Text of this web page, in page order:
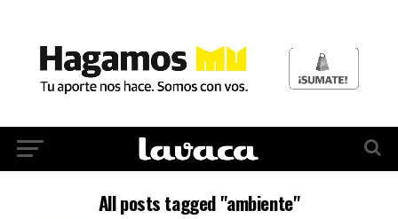
All posts tagged "ambiente"